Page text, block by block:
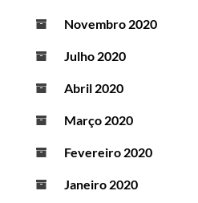
Novembro 2020
Julho 2020
Abril 2020
Março 2020
Fevereiro 2020
Janeiro 2020